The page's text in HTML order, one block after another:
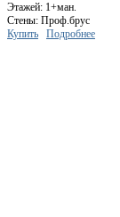
Этажей: 1+ман.
Стены: Проф.брус
Купить
Подробнее